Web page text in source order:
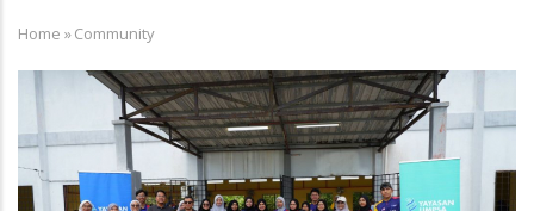
Breadcrumb
Home »Community